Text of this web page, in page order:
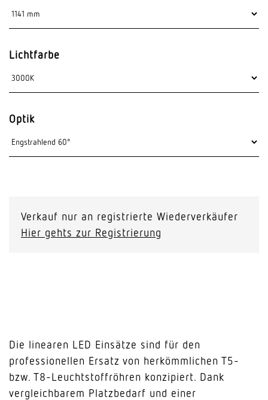
Lichtfarbe
Optik
Verkauf nur an registrierte Wiederverkäufer
Hier gehts zur Registrierung
Die linearen LED Einsätze sind für den
professionellen Ersatz von herkömmlichen T5-
bzw. T8-Leuchtstoffröhren konzipiert. Dank
vergleichbarem Platzbedarf und einer